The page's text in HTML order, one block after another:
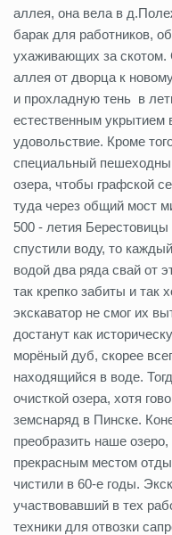
аллея, она вела в
барак для работников,
ухаживающих за скотом.
аллея от дворца к
и прохладную тень в
естественным укрытием
удовольствие. Кроме
специальный
озера, чтобы графской
туда через общий мост
500 - летия Берестовицы
спустили воду, то
водой два ряда свай от
так крепко забиты и так
экскаватор не смог их
достанут как
морёный дуб, скорее
находящийся в воде.
очисткой озера, хотя
земснаряд в Пинске.
преобразить наше
прекрасным местом
чистили в 60-е годы.
участвовавший в тех
техники для отвозки